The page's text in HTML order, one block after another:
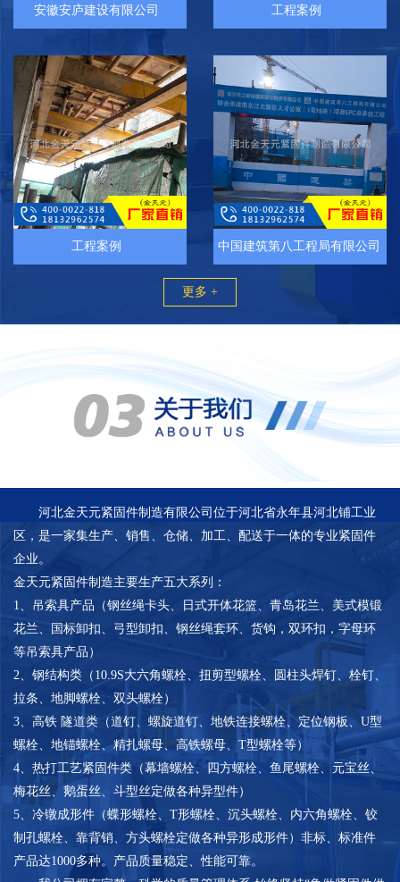
安徽安庐建设有限公司 工程案例
工程案例 中国建筑第八工程局有限公司
更多 +
河北金天元紧固件制造有限公司位于河北省永年县河北铺工业
区，是一家集生产、销售、仓储、加工、配送于一体的专业紧固件
企业。
金天元紧固件制造主要生产五大系列：
1、吊索具产品（钢丝绳卡头、日式开体花篮、青岛花兰、美式模锻
花兰、国标卸扣、弓型卸扣、钢丝绳套环、货钩，双环扣，字母环
等吊索具产品）
2、钢结构类（10.9S大六角螺栓、扭剪型螺栓、圆柱头焊钉、栓钉、
拉条、地脚螺栓、双头螺栓）
3、高铁 隧道类（道钉、螺旋道钉、地铁连接螺栓、定位钢板、U型
螺栓、地锚螺栓、精扎螺母、高铁螺母、T型螺栓等）
4、热打工艺紧固件类（幕墙螺栓、四方螺栓、鱼尾螺栓、元宝丝、
梅花丝、鹅蛋丝、斗型丝定做各种异型件）
5、冷镦成形件（蝶形螺栓、T形螺栓、沉头螺栓、内六角螺栓、铰
制孔螺栓、靠背销、方头螺栓定做各种异形成形件）非标、标准件
产品达1000多种。产品质量稳定、性能可靠。